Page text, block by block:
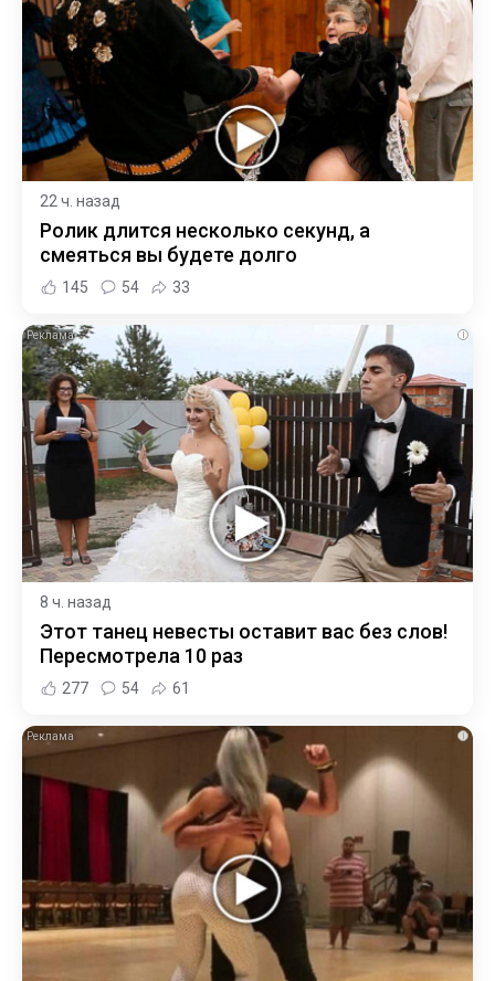
22 ч. назад
Ролик длится несколько секунд, а
смеяться вы будете долго
145 54 33
i
8 ч. назад
Этот танец невесты оставит вас без слов!
Пересмотрела 10 раз
277 54 61
i